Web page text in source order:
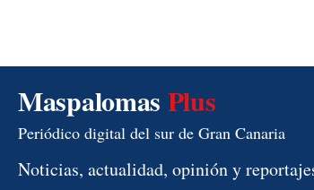
Maspalomas Plus
Periódico digital del sur de Gran Canaria
Noticias, actualidad, opinión y